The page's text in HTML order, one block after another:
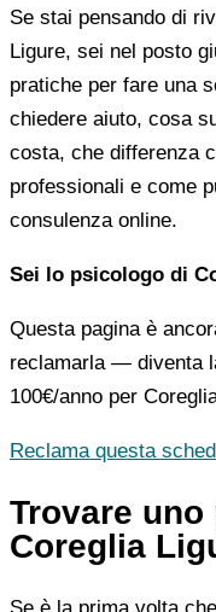
Se stai pensando di
Ligure, sei nel posto
pratiche per fare una
chiedere aiuto, cosa
costa, che differenza
professionali e come
consulenza online.
Sei lo psicologo di
Questa pagina è
reclamarla — diventa
100€/anno per
Reclama questa
Trovare
Coreglia
Se è la prima volta